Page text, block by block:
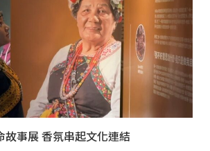
事展 香氛串起文化連結